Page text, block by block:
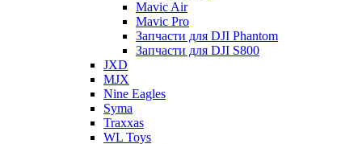
Mavic Air
Mavic Pro
Запчасти для DJI Phantom
Запчасти для DJI S800
JXD
MJX
Nine Eagles
Syma
Traxxas
WL Toys